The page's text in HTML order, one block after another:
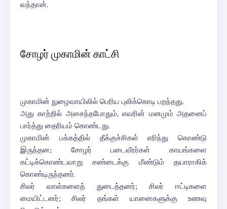
வந்தான்.
சோழர் முகாமின் காட்சி
முகாமின் நுழைவாயிலில் பெரிய புலிக்கொடி பறந்தது.
அது காற்றில் அசைந்தபோதும், எவரின் மனமும் அதனைப்
பார்த்து தைரியம் கொண்டது.
முகாமின் பக்கத்தில் தீக்குச்சிகள் எரிந்து கொண்டு
இருந்தன; சோழர் படைவீரர்கள் காயங்களை
கட்டிக்கொண்டவாறு சண்டைக்கு மீண்டும் தயாராகிக்
கொண்டிருந்தனர்.
சிலர் வாள்களைத் துடைத்தனர்; சிலர் ஈட்டிகளை
மையிட்டனர்; சிலர் தங்கள் யானைகளுக்கு உணவு